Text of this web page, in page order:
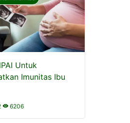
Untuk
Imunitas Ibu
6206